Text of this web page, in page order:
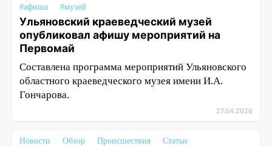
#афиша
#музей
Ульяновский краеведческий музей
опубликовал афишу мероприятий на
Первомай
Составлена программа мероприятий Ульяновского
областного краеведческого музея имени И.А.
Гончарова.
27.04.2026
Новости Обзор Происшествия
Статьи